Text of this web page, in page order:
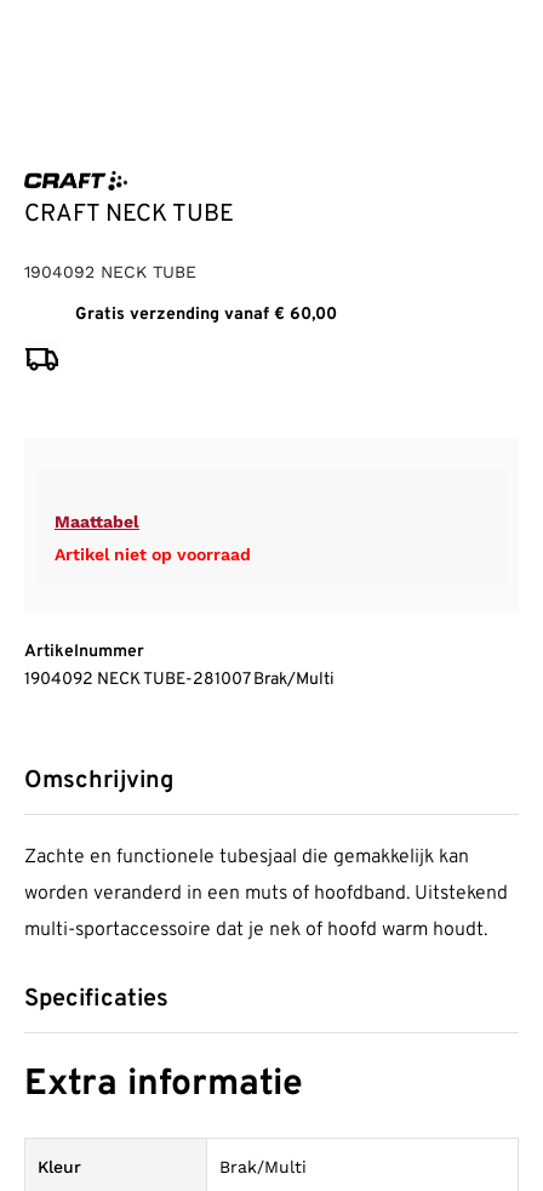
CRAFT NECK TUBE
1904092 NECK TUBE
Gratis verzending vanaf € 60,00
Maattabel
Artikel niet op voorraad
Artikelnummer
1904092 NECK TUBE-281007 Brak/Multi
Omschrijving
Zachte en functionele tubesjaal die gemakkelijk kan
worden veranderd in een muts of hoofdband. Uitstekend
multi-sportaccessoire dat je nek of hoofd warm houdt.
Specificaties
Extra informatie
Kleur Brak/Multi